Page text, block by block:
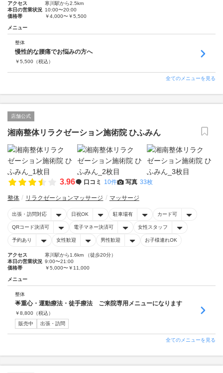
アクセス
寒川駅から2.5km
本日の営業状況 10:00〜20:00
価格帯
￥4,000〜￥5,500
メニュー
整体
慢性的な腰痛でお悩みの方へ
￥5,500 （税込）
全てのメニューを見る
店舗公式
湘南整体リラクゼーション施術院 ひふみん
3.96 口コミ 10件 写真 33枚
整体 リラクゼーションマッサージ マッサージ
出張・訪問対応 日祝OK 駐車場有 カード可
QRコード決済可 電子マネー決済可 女性スタッフ
予約あり 女性歓迎 男性歓迎 お子様連れOK
アクセス
寒川駅から1.6km （徒歩20分）
本日の営業状況 9:00〜21:00
価格帯
￥5,000〜￥11,000
メニュー
整体
🌟重心・運動療法・徒手療法 ご来院専用メニューになります
￥8,800 （税込）
販売中
出張・訪問
全てのメニューを見る